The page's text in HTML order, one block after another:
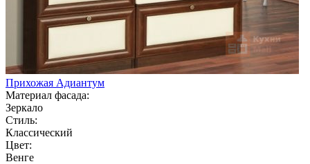
Прихожая Адиантум
Материал фасада:
Зеркало
Стиль:
Классический
Цвет:
Венге